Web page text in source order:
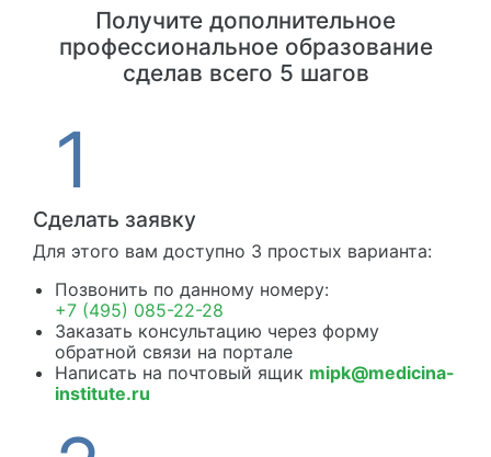
Получите дополнительное
профессиональное образование
сделав всего 5 шагов
Сделать заявку
Для этого вам доступно 3 простых варианта:
Позвонить по данному номеру:
+7 (495) 085-22-28
Заказать консультацию через форму
обратной связи на портале
Написать на почтовый ящик mipk@medicina-
institute.ru